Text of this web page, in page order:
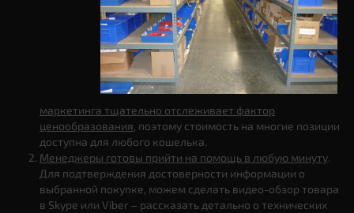
маркетинга тщательно отслеживает фактор
ценообразования, поэтому стоимость на многие позиции
доступна для любого кошелька.
Менеджеры готовы прийти на помощь в любую минуту.
Для подтверждения достоверности информации о
выбранной покупке, можем сделать видео-обзор товара
в Skype или Viber – рассказать детально о технических